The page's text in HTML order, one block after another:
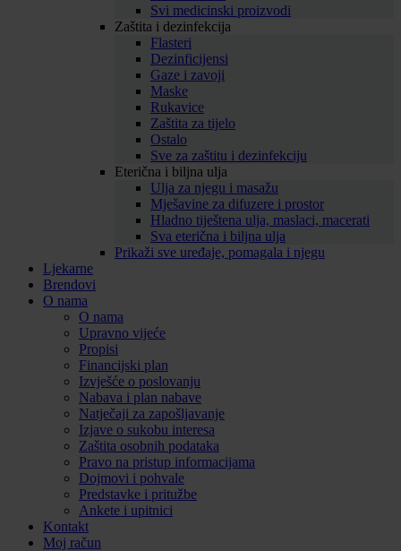
Svi medicinski proizvodi
Zaštita i dezinfekcija
Flasteri
Dezinficijensi
Gaze i zavoji
Maske
Rukavice
Zaštita za tijelo
Ostalo
Sve za zaštitu i dezinfekciju
Eterična i biljna ulja
Ulja za njegu i masažu
Mješavine za difuzere i prostor
Hladno tiještena ulja, maslaci, macerati
Sva eterična i biljna ulja
Prikaži sve uređaje, pomagala i njegu
Ljekarne
Brendovi
O nama
O nama
Upravno vijeće
Propisi
Financijski plan
Izvješće o poslovanju
Nabava i plan nabave
Natječaji za zapošljavanje
Izjave o sukobu interesa
Zaštita osobnih podataka
Pravo na pristup informacijama
Dojmovi i pohvale
Predstavke i pritužbe
Ankete i upitnici
Kontakt
Moj račun